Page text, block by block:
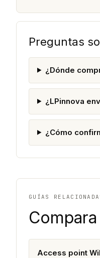
Preguntas
¿Dónde
¿LPinnova
¿Cómo
GUÍAS
Access point